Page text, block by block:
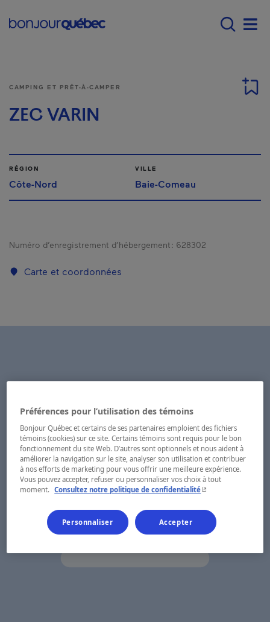
Main navigation -
CAMPING ET PRÊT-À-CAMPER
ZEC VARIN
RÉGION
Côte-Nord
VILLE
Baie-Comeau
Numéro d’enregistrement d’hébergement : 628302
Carte et coordonnées
Préférences pour l’utilisation des témoins
Bonjour Québec et certains de ses partenaires emploient des fichiers
témoins (cookies) sur ce site. Certains témoins sont requis pour le bon
fonctionnement du site Web. D’autres sont optionnels et nous aident à
améliorer la navigation sur le site, analyser son utilisation et contribuer
à nos efforts de marketing pour vous offrir une meilleure expérience.
Vous pouvez accepter, refuser ou personnaliser vos choix à tout
moment.
Consultez notre politique de confidentialité- Cet hyperlien
Personnaliser Accepter